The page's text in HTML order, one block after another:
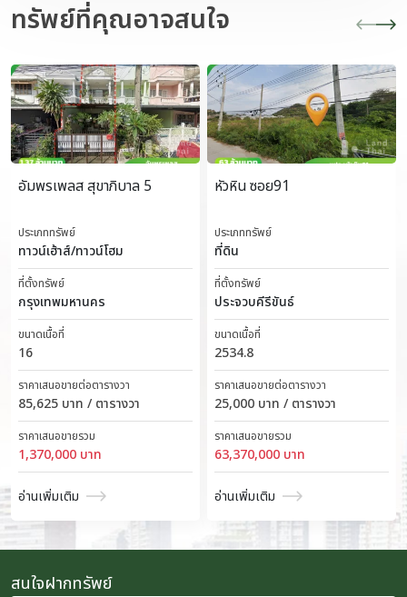
ทรัพย์ที่คุณอาจสนใจ
อัมพรเพลส สุขาภิบาล 5
ประเภททรัพย์
ทาวน์เฮ้าส์/ทาวน์โฮม
ที่ตั้งทรัพย์
กรุงเทพมหานคร
ขนาดเนื้อที่
16
ราคาเสนอขายต่อตารางวา
85,625 บาท / ตารางวา
ราคาเสนอขายรวม
1,370,000 บาท
อ่านเพิ่มเติม
หัวหิน ซอย91
ประเภททรัพย์
ที่ดิน
ที่ตั้งทรัพย์
ประจวบคีรีขันธ์
ขนาดเนื้อที่
2534.8
ราคาเสนอขายต่อตารางวา
25,000 บาท / ตารางวา
ราคาเสนอขายรวม
63,370,000 บาท
อ่านเพิ่มเติม
สนใจฝากทรัพย์